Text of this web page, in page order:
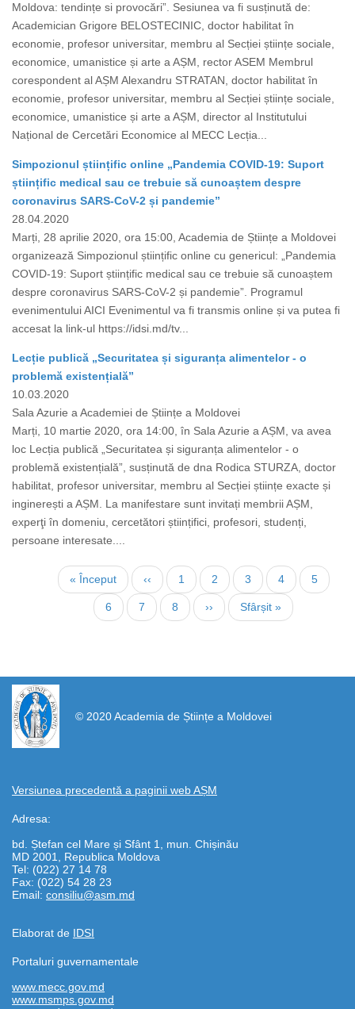
Moldova: tendințe si provocări”. Sesiunea va fi susținută de:
Academician Grigore BELOSTECINIC, doctor habilitat în
economie, profesor universitar, membru al Secției științe sociale,
economice, umanistice și arte a AȘM, rector ASEM Membrul
corespondent al AȘM Alexandru STRATAN, doctor habilitat în
economie, profesor universitar, membru al Secției științe sociale,
economice, umanistice și arte a AȘM, director al Institutului
Național de Cercetări Economice al MECC Lecția...
Simpozionul științific online „Pandemia COVID-19: Suport
științific medical sau ce trebuie să cunoaștem despre
coronavirus SARS-CoV-2 și pandemie”
28.04.2020
Marți, 28 aprilie 2020, ora 15:00, Academia de Științe a Moldovei
organizează Simpozionul științific online cu genericul: „Pandemia
COVID-19: Suport științific medical sau ce trebuie să cunoaștem
despre coronavirus SARS-CoV-2 și pandemie”. Programul
evenimentului AICI Evenimentul va fi transmis online și va putea fi
accesat la link-ul https://idsi.md/tv...
Lecție publică „Securitatea și siguranța alimentelor - o
problemă existențială”
10.03.2020
Sala Azurie a Academiei de Științe a Moldovei
Marți, 10 martie 2020, ora 14:00, în Sala Azurie a AȘM, va avea
loc Lecția publică „Securitatea și siguranța alimentelor - o
problemă existențială”, susținută de dna Rodica STURZA, doctor
habilitat, profesor universitar, membru al Secției științe exacte și
inginerești a AȘM. La manifestare sunt invitați membrii AȘM,
experţi în domeniu, cercetători științifici, profesori, studenți,
persoane interesate....
Нумерация
страниц
Первая
страница
« Început ←
‹‹ Страница
1 Страница
2 Страница
3 Страница
4 5
Страница
6
Текущая
страница
7 Страница
8
Следующая
страница
››
Последняя
страница
Sfârșit »
© 2020 Academia de Științe a Moldovei
Versiunea precedentă a paginii web AȘM
Adresa:
bd. Ștefan cel Mare și Sfânt 1, mun. Chișinău
MD 2001, Republica Moldova
Tel: (022) 27 14 78
Fax: (022) 54 28 23
Email: consiliu@asm.md
Elaborat de IDSI
https://propletenie.ru/
Portaluri guvernamentale
www.mecc.gov.md
www.msmps.gov.md